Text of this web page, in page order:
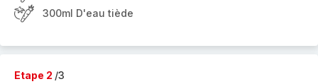
300ml D'eau tiède
Etape 2 /3